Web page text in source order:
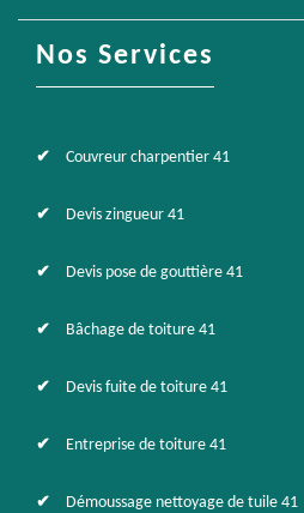
Nos Services
Couvreur charpentier 41
Devis zingueur 41
Devis pose de gouttière 41
Bâchage de toiture 41
Devis fuite de toiture 41
Entreprise de toiture 41
Démoussage nettoyage de tuile 41